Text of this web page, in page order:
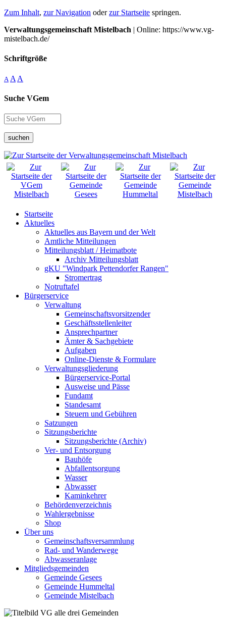
Zum Inhalt, zur Navigation oderzur Startseite springen.
Verwaltungsgemeinschaft Mistelbach | Online: https://www.vg-
mistelbach.de/
Schriftgröße
A A A
Suche VGem
suchen
Startseite
Aktuelles
Aktuelles aus Bayern und der Welt
Amtliche Mitteilungen
Mitteilungsblatt / Heimatbote
Archiv Mitteilungsblatt
gKU "Windpark Pettendorfer Rangen"
Stromertrag
Notruftafel
Bürgerservice
Verwaltung
Gemeinschaftsvorsitzender
Geschäftsstellenleiter
Ansprechpartner
Ämter & Sachgebiete
Aufgaben
Online-Dienste & Formulare
Verwaltungsgliederung
Bürgerservice-Portal
Ausweise und Pässe
Fundamt
Standesamt
Steuern und Gebühren
Satzungen
Sitzungsberichte
Sitzungsberichte (Archiv)
Ver- und Entsorgung
Bauhöfe
Abfallentsorgung
Wasser
Abwasser
Kaminkehrer
Behördenverzeichnis
Wahlergebnisse
Shop
Über uns
Gemeinschaftsversammlung
Rad- und Wanderwege
Abwasseranlage
Mitgliedsgemeinden
Gemeinde Gesees
Gemeinde Hummeltal
Gemeinde Mistelbach